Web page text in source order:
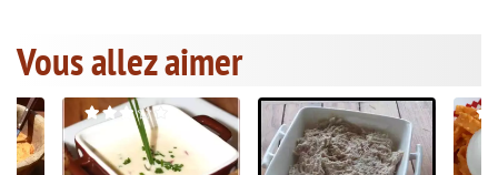
Vous allez aimer